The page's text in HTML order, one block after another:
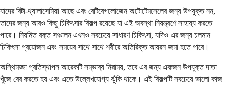
যাদের বিটা-থ্যালাসেমিয়া আছে এবং বেটিবেগলোজেন অটোটেমসেলের জন্য উপযুক্ত নন,
তাদের জন্য আরও কিছু চিকিৎসার বিকল্প রয়েছে যা এই অবস্থা নিয়ন্ত্রণে সাহায্য করতে
পারে। নিয়মিত রক্ত ​​সঞ্চালন এখনও সবচেয়ে সাধারণ চিকিৎসা, যদিও এর জন্য চলমান
চিকিৎসা প্রয়োজন এবং সময়ের সাথে সাথে শরীরে অতিরিক্ত আয়রন জমা হতে পারে।
অস্থিমজ্জা প্রতিস্থাপন আরেকটি সম্ভাব্য নিরাময়, তবে এর জন্য একজন উপযুক্ত দাতা
খুঁজে বের করতে হয় এবং এতে উল্লেখযোগ্য ঝুঁকি থাকে। এই বিকল্পটি সবচেয়ে ভালো কাজ